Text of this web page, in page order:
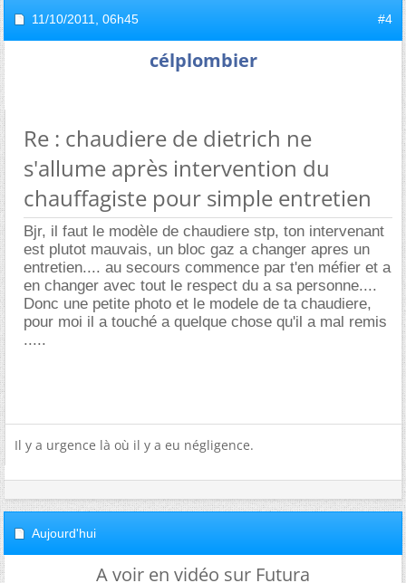
11/10/2011, 06h45 #4
célplombier
Re : chaudiere de dietrich ne
s'allume après intervention du
chauffagiste pour simple entretien
Bjr, il faut le modèle de chaudiere stp, ton intervenant
est plutot mauvais, un bloc gaz a changer apres un
entretien.... au secours commence par t'en méfier et a
en changer avec tout le respect du a sa personne....
Donc une petite photo et le modele de ta chaudiere,
pour moi il a touché a quelque chose qu'il a mal remis
.....
Il y a urgence là où il y a eu négligence.
Aujourd'hui
A voir en vidéo sur Futura